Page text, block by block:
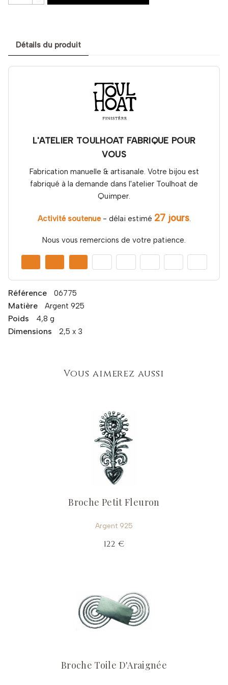
Détails du produit
L'ATELIER TOULHOAT FABRIQUE POUR
VOUS
Fabrication manuelle & artisanale. Votre bijou est
fabriqué à la demande dans l'atelier Toulhoat de
Quimper.
Activité soutenue- délai estimé 27 jours.
Nous vous remercions de votre patience.
Référence 06775
Matière Argent 925
Poids 4,8 g
Dimensions 2,5 x 3
Vous aimerez aussi
Broche Petit Fleuron
Argent 925
122 €
Broche Toile D'Araignée